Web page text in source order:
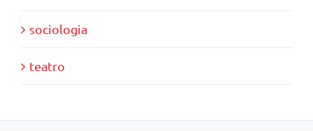
sociologia
teatro